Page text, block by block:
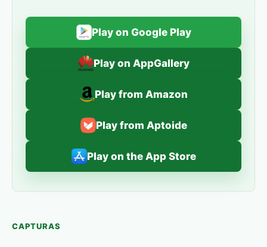
Play on Google Play
Play on AppGallery
Play from Amazon
Play from Aptoide
Play on the App Store
CAPTURAS